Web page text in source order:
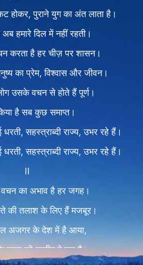
होकर, पुराने युग का अंत लाता है।
अब हमारे दिल में नहीं रहती।
करता है हर चीज़ पर शासन।
का प्रेम, विश्वास और जीवन।
उसके वचन से होते हैं पूर्ण।
है सब कुछ समाप्त।
सहस्त्राब्दी राज्य, उभर रहे हैं।
सहस्त्राब्दी राज्य, उभर रहे हैं।
II
का अभाव है हर जगह।
की तलाश के लिए हैं मजबूर।
अजगर के देश में है आया,
समूह को तालीम दे रहा है।